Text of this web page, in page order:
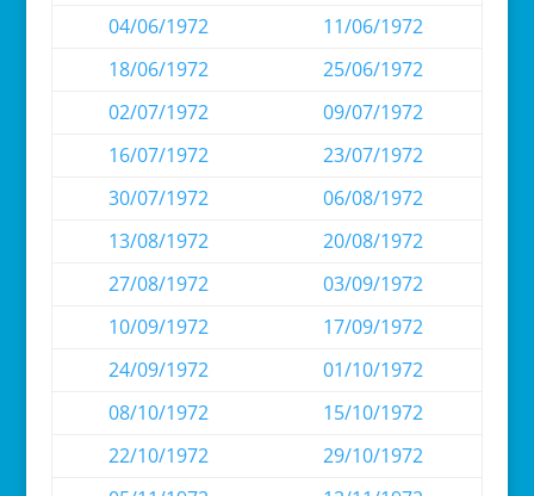
04/06/1972
11/06/1972
18/06/1972
25/06/1972
02/07/1972
09/07/1972
16/07/1972
23/07/1972
30/07/1972
06/08/1972
13/08/1972
20/08/1972
27/08/1972
03/09/1972
10/09/1972
17/09/1972
24/09/1972
01/10/1972
08/10/1972
15/10/1972
22/10/1972
29/10/1972